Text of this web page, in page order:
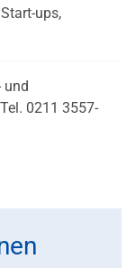
ups,
und
0211 3557-